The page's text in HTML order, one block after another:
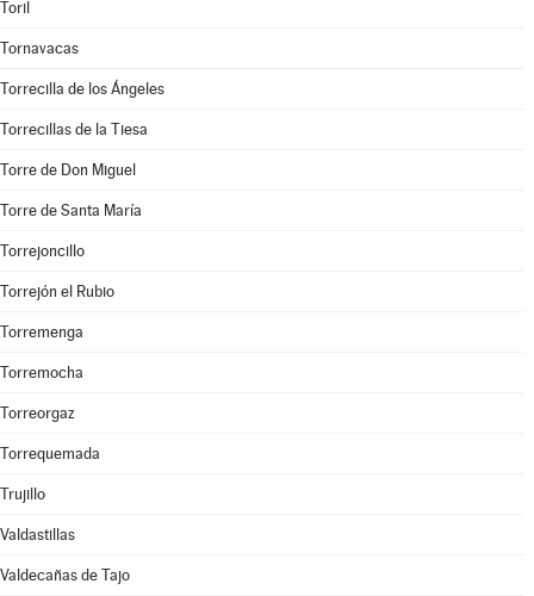
Toril
Tornavacas
Torrecilla de los Ángeles
Torrecillas de la Tiesa
Torre de Don Miguel
Torre de Santa María
Torrejoncillo
Torrejón el Rubio
Torremenga
Torremocha
Torreorgaz
Torrequemada
Trujillo
Valdastillas
Valdecañas de Tajo